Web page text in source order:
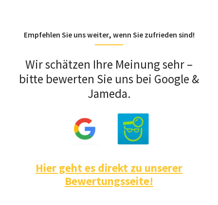
Empfehlen Sie uns weiter, wenn Sie zufrieden sind!
Wir schätzen Ihre Meinung sehr –
bitte bewerten Sie uns bei Google &
Jameda.
Hier geht es direkt zu unserer
Bewertungsseite!